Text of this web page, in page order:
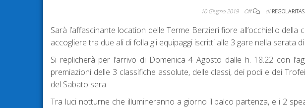
10 Giugno 2019 Off di
Sarà l’affascinante location delle Terme Berzieri fiore all’occhiello
accogliere tra due ali di folla gli equipaggi iscritti alle 3 gare nella serata
Si replicherà per l’arrivo di Domenica 4 Agosto dalle h. 18.22 con
premiazioni delle 3 classifiche assolute, delle classi, dei podi e dei
del Sabato sera.
Tra luci notturne che illumineranno a giorno il palco partenza, e i 2